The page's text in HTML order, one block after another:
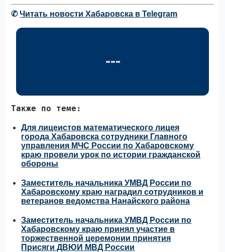
✆Читать новости Хабаровска в Telegram
Также по теме:
Для лицеистов математического лицея
города Хабаровска сотрудники Главного
управления МЧС России по Хабаровскому
краю провели урок по истории гражданской
обороны
Заместитель начальника УМВД России по
Хабаровскому краю наградил сотрудников и
ветеранов ведомства Нанайского района
Заместитель начальника УМВД России по
Хабаровскому краю принял участие в
торжественной церемонии принятия
Присяги ДВЮИ МВД России